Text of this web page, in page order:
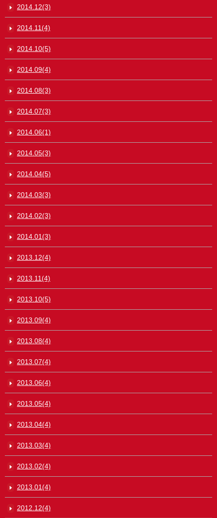
2014.12(3)
2014.11(4)
2014.10(5)
2014.09(4)
2014.08(3)
2014.07(3)
2014.06(1)
2014.05(3)
2014.04(5)
2014.03(3)
2014.02(3)
2014.01(3)
2013.12(4)
2013.11(4)
2013.10(5)
2013.09(4)
2013.08(4)
2013.07(4)
2013.06(4)
2013.05(4)
2013.04(4)
2013.03(4)
2013.02(4)
2013.01(4)
2012.12(4)